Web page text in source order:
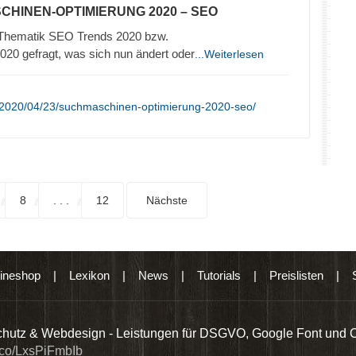
OPTIMIERUNG 2020 – SEO
SEO Trends 2020 bzw.
gefragt, was sich nun ändert oder ...Weiterlesen
04/23/suchmaschinen-optimierung-2020-seo/
8 12 Nächste
| Lexikon|News | Tutorials | Preislisten|
& Webdesign - Leistungen für DSGVO, Google Font und
LxsPiFmbIb